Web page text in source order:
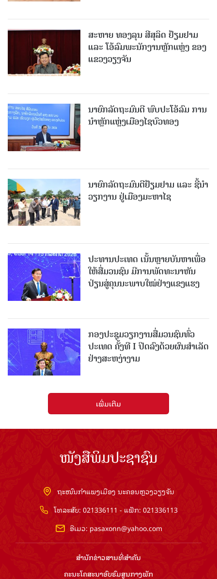
ສະຫາຍ ທອງລຸນ ສີສຸລິດ ຢ້ຽມຢາມ
ແລະ ໂອ້ລົມພະນັກງານຫຼັກແຫຼ່ງ ຂອງ
ແຂວງວຽງຈັນ
ນາຍົກລັດຖະມົນຕີ ພົບປະໂອ້ລົມ ການ
ນຳຫຼັກແຫຼ່ງເມືອງໄຊບົວທອງ
ນາຍົກລັດຖະມົນຕີຢ້ຽມຢາມ ແລະ ຊີ້ນຳ
ວຽກງານ ຢູ່ເມືອງມະຫາໄຊ
ປະທານປະເທດ ເນັ້ນຫຼາຍບັນຫາເພື່ອ
ໃຫ້ສື່ມວນຊົນ ມີການພັດທະນາຫັນ
ປ່ຽນສູ່ຄຸນນະພາບໃໝ່ຢ່າງແຂງແຮງ
ກອງປະຊຸມວຽກງານສື່ມວນຊົນທົ່ວ
ປະເທດ ຄັ້ງທີ I ປິດລົງດ້ວຍຜົນສໍາເລັດ
ຢ່າງສະຫງ່າງາມ
ເພີ່ມເຕີມ
ໜັງສືພິມປະຊາຊົນ
ຖະໜົນກຳແພງເມືອງ ນະຄອນຫຼວງວຽງຈັນ
ໂທລະສັບ: 021336111 - ແຟັກ: 021336113
ອີເມວ: pasaxonn@yahoo.com
ສຳ​ນັກ​ຂ່າວ​ສານ​ທີ່​ສຳ​ຄັນ​
ຄະນະໂຄສະນາອົບຮົມ​ສູນ​ກາງ​ພັກ